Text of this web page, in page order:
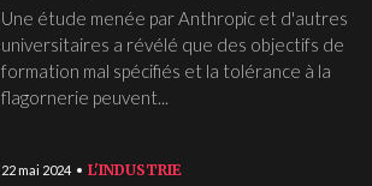
Une étude menée par Anthropic et d'autres
universitaires a révélé que des objectifs de
formation mal spécifiés et la tolérance à la
flagornerie peuvent...
22 mai 2024 L'INDUSTRIE